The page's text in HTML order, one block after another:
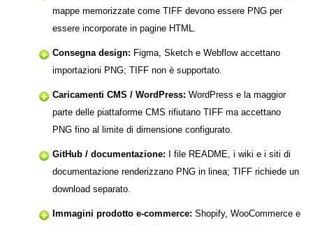
mappe memorizzate come TIFF devono essere PNG per
essere incorporate in pagine HTML.
Consegna design: Figma, Sketch e Webflow accettano
importazioni PNG; TIFF non è supportato.
Caricamenti CMS / WordPress: WordPress e la maggior
parte delle piattaforme CMS rifiutano TIFF ma accettano
PNG fino al limite di dimensione configurato.
GitHub / documentazione: I file README, i wiki e i siti di
documentazione renderizzano PNG in linea; TIFF richiede un
download separato.
Immagini prodotto e-commerce: Shopify, WooCommerce e